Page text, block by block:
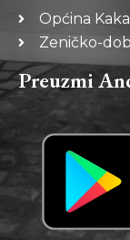
Općina
Zeničko-
Preuzmi